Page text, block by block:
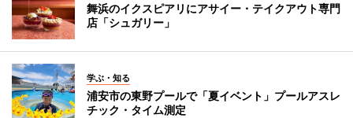
舞浜のイクスピアリにアサイー・テイクアウト専門
店「シュガリー」
学ぶ・知る
浦安市の東野プールで「夏イベント」プールアスレ
チック・タイム測定